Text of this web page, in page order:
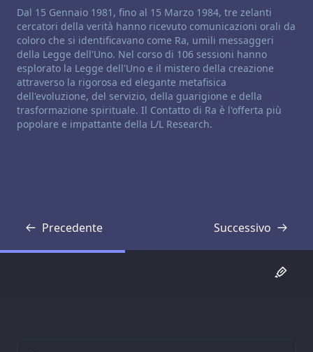
Disclaimer di canalizzazione:
Dal 15 Gennaio 1981, fino al 15 Marzo 1984, tre zelanti
cercatori della verità hanno ricevuto comunicazioni orali da
coloro che si identificavano come Ra, umili messaggeri
della Legge dell'Uno. Nel corso di 106 sessioni hanno
esplorato la Legge dell'Uno e il mistero della creazione
attraverso la rigorosa ed elegante metafisica
dell'evoluzione, del servizio, della guarigione e della
trasformazione spirituale. Il Contatto di Ra è l'offerta più
popolare e impattante della L/L Research.
Precedente
Trascrizione Successivo
Trascrizione